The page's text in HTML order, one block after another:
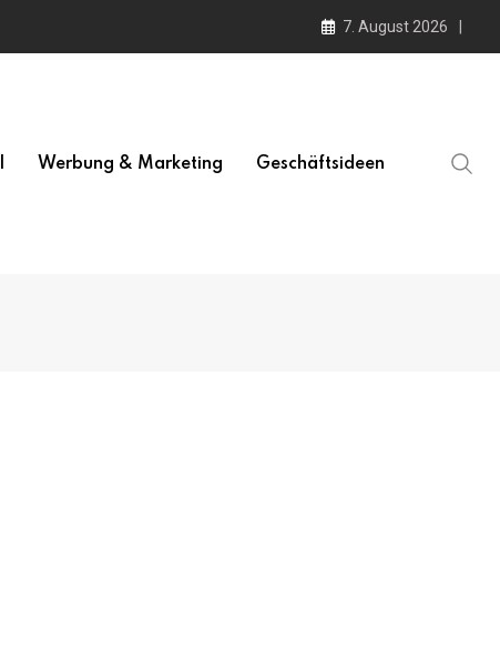
7. August 2026
Werbung & Marketing Geschäftsideen